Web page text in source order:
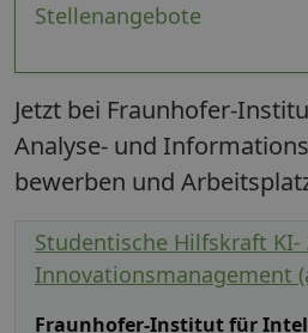
Stellenangebote
Jetzt bei Fraunhofer-
Analyse- und
bewerben und
Studentische Hilfskraft
Innovationsmanagement
Fraunhofer-Institut für